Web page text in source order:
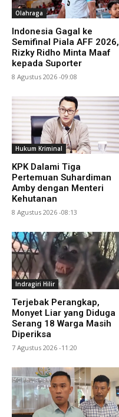
Olahraga
Indonesia Gagal ke
Semifinal Piala AFF 2026,
Rizky Ridho Minta Maaf
kepada Suporter
8 Agustus 2026 -09:08
Hukum Kriminal
KPK Dalami Tiga
Pertemuan Suhardiman
Amby dengan Menteri
Kehutanan
8 Agustus 2026 -08:13
Indragiri Hilir
Terjebak Perangkap,
Monyet Liar yang Diduga
Serang 18 Warga Masih
Diperiksa
7 Agustus 2026 -11:20